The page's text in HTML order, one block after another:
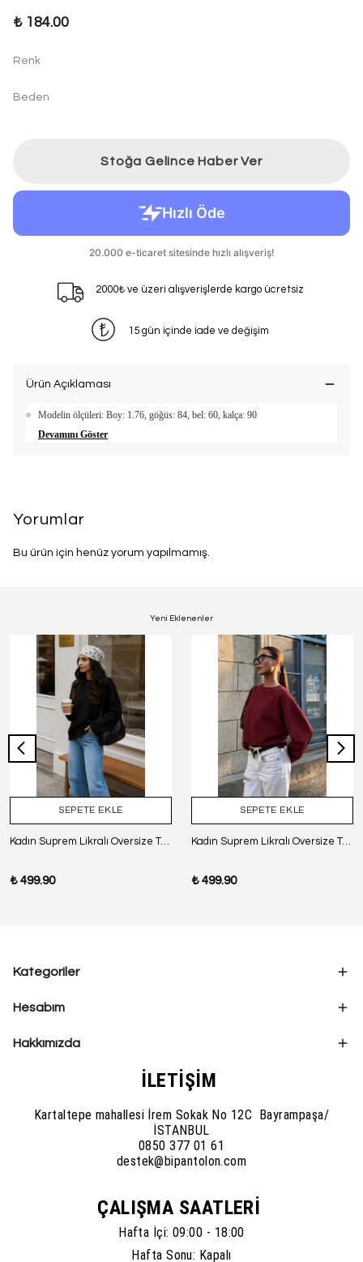
₺ 184.00
Renk
Beden
Stoğa Gelince Haber Ver
2000₺ ve üzeri alışverişlerde kargo ücretsiz
15 gün içinde iade ve değişim
Ürün Açıklaması
Modelin ölçüleri: Boy: 1.76, göğüs: 84, bel: 60, kalça: 90
Devamını Göster
Yorumlar
Bu ürün için henüz yorum yapılmamış.
Yeni Eklenenler
SEPETE EKLE
Kadın Suprem Likralı Oversize T-Shirt - SİYAH
₺ 499.90
SEPETE EKLE
Kadın Suprem Likralı Oversize T-Shirt - BORDO
₺ 499.90
Kategoriler
Hesabım
Hakkımızda
İLETİŞİM
Kartaltepe mahallesi İrem Sokak No 12C Bayrampaşa/
İSTANBUL
0850 377 01 61
destek@bipantolon.com
ÇALIŞMA SAATLERİ
Hafta İçi: 09:00 - 18:00
Hafta Sonu: Kapalı